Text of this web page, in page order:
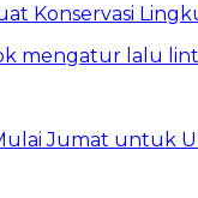
Konservasi
Jumat untuk